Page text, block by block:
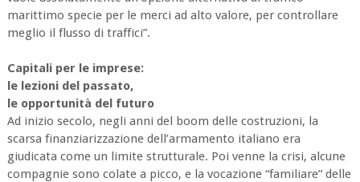
marittimo specie per le merci ad alto valore, per controllare
meglio il flusso di traffici”.
Capitali per le imprese:
le lezioni del passato,
le opportunità del futuro
Ad inizio secolo, negli anni del boom delle costruzioni, la
scarsa finanziarizzazione dell’armamento italiano era
giudicata come un limite strutturale. Poi venne la crisi, alcune
compagnie sono colate a picco, e la vocazione “familiare” delle